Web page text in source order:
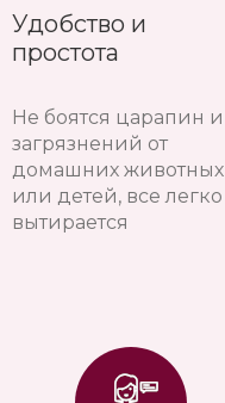
Удобство и
простота
Не боятся царапин и
загрязнений от
домашних животных
или детей, все легко
вытирается